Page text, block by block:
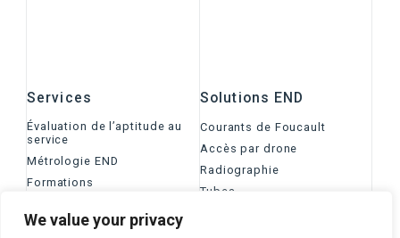
We value your privacy
Services
Évaluation de l’aptitude au
service
Métrologie END
Formations
Recherche et
Solutions END
Courants de Foucault
Accès par drone
Radiographie
Tubes